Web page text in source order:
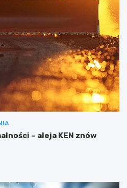
– aleja KEN znów